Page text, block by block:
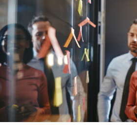
Søk
støtte